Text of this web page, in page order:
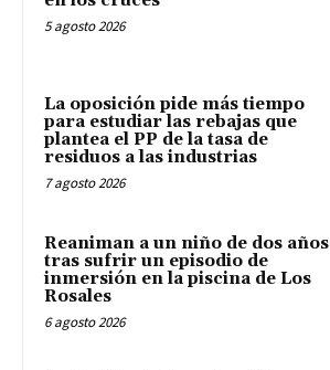
5 agosto 2026
La oposición pide más tiempo
para estudiar las rebajas que
plantea el PP de la tasa de
residuos a las industrias
7 agosto 2026
Reaniman a un niño de dos años
tras sufrir un episodio de
inmersión en la piscina de Los
Rosales
6 agosto 2026